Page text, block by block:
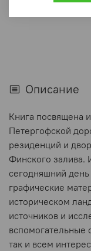
Описание
Книга посвящена
Петергофской
резиденций и
Финского залива.
сегодняшний
графические
историческом
источников и
вспомогательные
так и всем